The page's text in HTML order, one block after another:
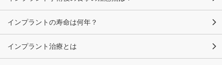
インプラントの寿命は何年？
インプラント治療とは